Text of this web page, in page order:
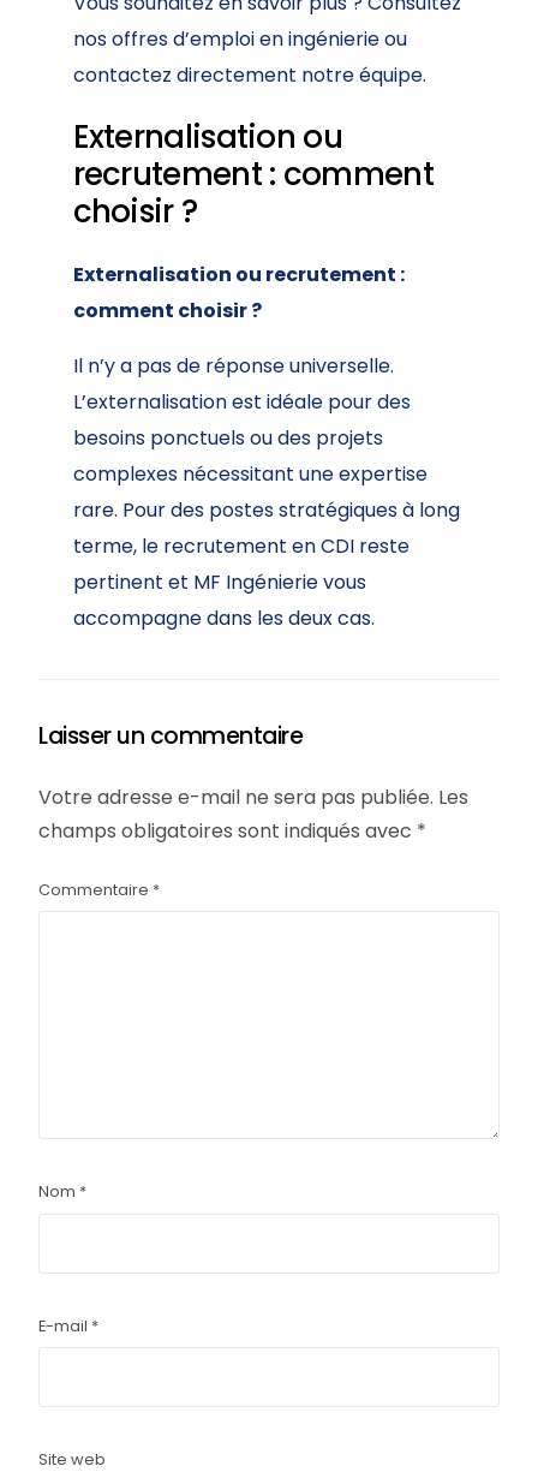
nosoffres d’emploi en ingénierieou
contactez directement notre équipe.
Externalisation ou
recrutement : comment
choisir ?
Externalisation ou recrutement :
comment choisir ?
Il n’y a pas de réponse universelle.
L’externalisation est idéale pour des
besoins ponctuels ou des projets
complexes nécessitant une expertise
rare. Pour des postes stratégiques à long
terme, le recrutement en CDI reste
pertinent et MF Ingénierie vous
accompagne dans les deux cas.
Laisser un commentaire
Votre adresse e-mail ne sera pas publiée. Les
champs obligatoires sont indiqués avec *
Commentaire *
Nom *
E-mail *
Site web